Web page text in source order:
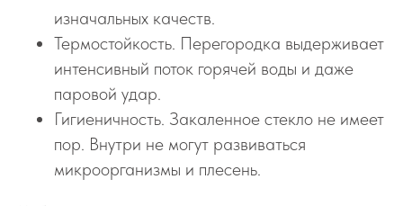
изначальных качеств.
Термостойкость. Перегородка выдерживает
интенсивный поток горячей воды и даже
паровой удар.
Гигиеничность. Закаленное стекло не имеет
пор. Внутри не могут развиваться
микроорганизмы и плесень.